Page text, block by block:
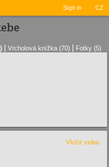
Sign in CZ
Vrcholová knížka (70) Fotky (5)
Vložit video